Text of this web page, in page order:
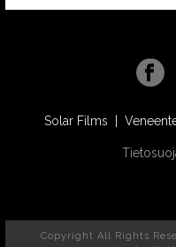
Solar Films |
Copyright All Rights